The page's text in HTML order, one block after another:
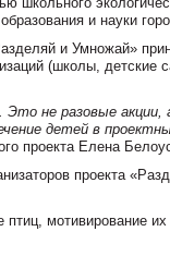
и науки
и Умножай»
(школы, детские
не разовые акции,
детей в
проекта Елена
проекта
мотивирование